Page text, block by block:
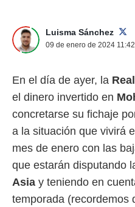
así como
perfil
en
nuestra
y
Luisma Sánchez
09 de enero de 2024 11:42
En el día de ayer, la
el dinero invertido en
concretarse su fichaje
a la situación que vivirá
mes de enero con las
que estarán disputando
Asia y teniendo en
temporada (recordemos